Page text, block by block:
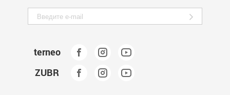
terneo
ZUBR